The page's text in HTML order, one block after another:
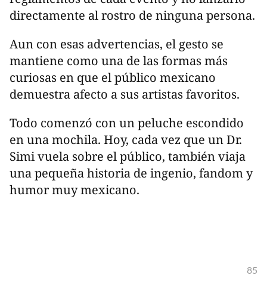
directamente al rostro de ninguna persona.
Aun con esas advertencias, el gesto se
mantiene como una de las formas más
curiosas en que el público mexicano
demuestra afecto a sus artistas favoritos.
Todo comenzó con un peluche escondido
en una mochila. Hoy, cada vez que un Dr.
Simi vuela sobre el público, también viaja
una pequeña historia de ingenio, fandom y
humor muy mexicano.
85